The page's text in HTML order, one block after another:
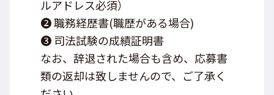
ルアドレス必須）
❷ 職務経歴書(職歴がある場合)
❸ 司法試験の成績証明書
なお、辞退された場合も含め、応募書
類の返却は致しませんので、ご了承く